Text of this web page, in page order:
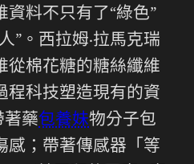
料不只有了“綠色”
”。西拉姆·拉馬克瑞
從棉花糖的糖絲纖維
程科技塑造現有的資
著藥包養妹物分子包
感；帶著傳感器「等